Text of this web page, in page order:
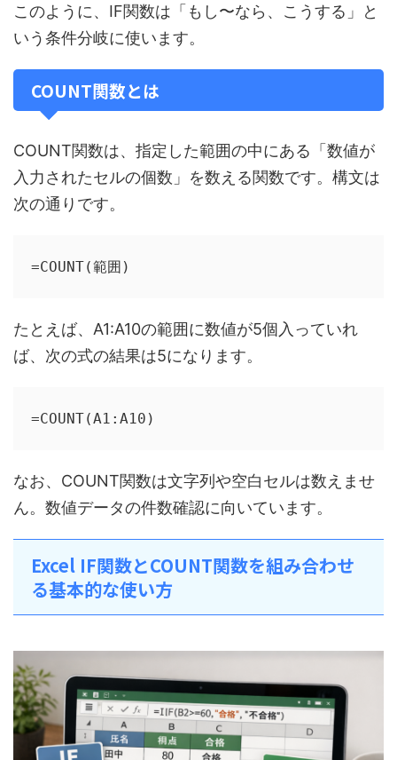
このように、IF関数は「もし〜なら、こうする」と
いう条件分岐に使います。
COUNT関数とは
COUNT関数は、指定した範囲の中にある「数値が
入力されたセルの個数」を数える関数です。構文は
次の通りです。
=COUNT(範囲)
たとえば、A1:A10の範囲に数値が5個入っていれ
ば、次の式の結果は5になります。
=COUNT(A1:A10)
なお、COUNT関数は文字列や空白セルは数えませ
ん。数値データの件数確認に向いています。
Excel IF関数とCOUNT関数を組み合わせ
る基本的な使い方